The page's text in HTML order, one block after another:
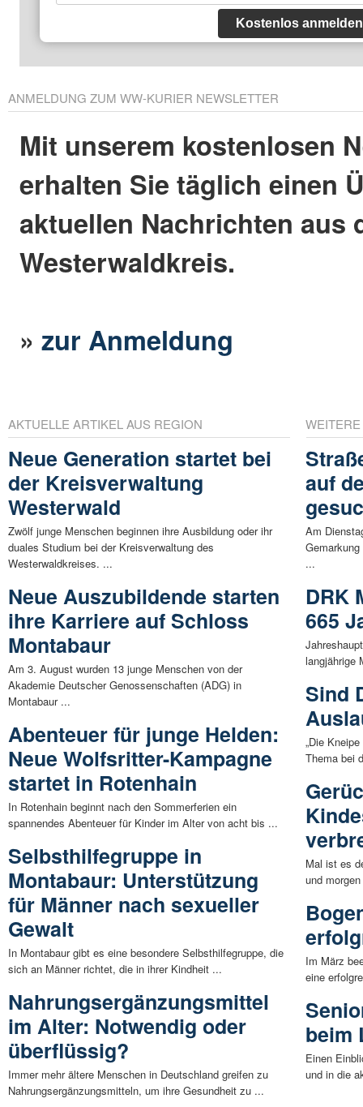
Kostenlos anmelden
ANMELDUNG ZUM WW-KURIER NEWSLETTER
Mit unserem kostenlosen
erhalten Sie täglich einen
aktuellen Nachrichten aus
Westerwaldkreis.
»zur Anmeldung
AKTUELLE ARTIKEL AUS REGION
Neue Generation startet bei
der Kreisverwaltung
Westerwald
Zwölf junge Menschen beginnen ihre Ausbildung oder ihr
duales Studium bei der Kreisverwaltung des
Westerwaldkreises. ...
Neue Auszubildende starten
ihre Karriere auf Schloss
Montabaur
Am 3. August wurden 13 junge Menschen von der
Akademie Deutscher Genossenschaften (ADG) in
Montabaur ...
Abenteuer für junge Helden:
Neue Wolfsritter-Kampagne
startet in Rotenhain
In Rotenhain beginnt nach den Sommerferien ein
spannendes Abenteuer für Kinder im Alter von acht bis ...
Selbsthilfegruppe in
Montabaur: Unterstützung
für Männer nach sexueller
Gewalt
In Montabaur gibt es eine besondere Selbsthilfegruppe, die
sich an Männer richtet, die in ihrer Kindheit ...
Nahrungsergänzungsmittel
im Alter: Notwendig oder
überflüssig?
Immer mehr ältere Menschen in Deutschland greifen zu
Nahrungsergänzungsmitteln, um ihre Gesundheit zu ...
auf
Am
...
DRK
665
langjährige
Sind
„Die
Thema bei
Mal ist es
und
Im März
eine
beim
Einen
und in die